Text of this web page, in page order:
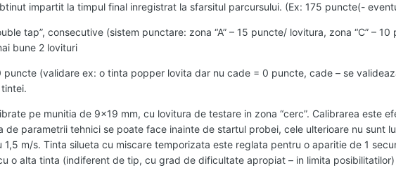
impartit la timpul final inregistrat la sfarsitul parcursului. (Ex: 175 puncte(-
tap”, consecutive (sistem punctare: zona “A” – 15 puncte/ lovitura, zona “C” – 10
bune 2 lovituri
(validare ex: o tinta popper lovita dar nu cade = 0 puncte, cade – se
pe munitia de 9x19 mm, cu lovitura de testare in zona “cerc”. Calibrarea este
parametrii tehnici se poate face inainte de startul probei, cele ulterioare nu sunt
m/s. Tinta silueta cu miscare temporizata este reglata pentru o aparitie de 1
o alta tinta (indiferent de tip, cu grad de dificultate apropiat – in limita